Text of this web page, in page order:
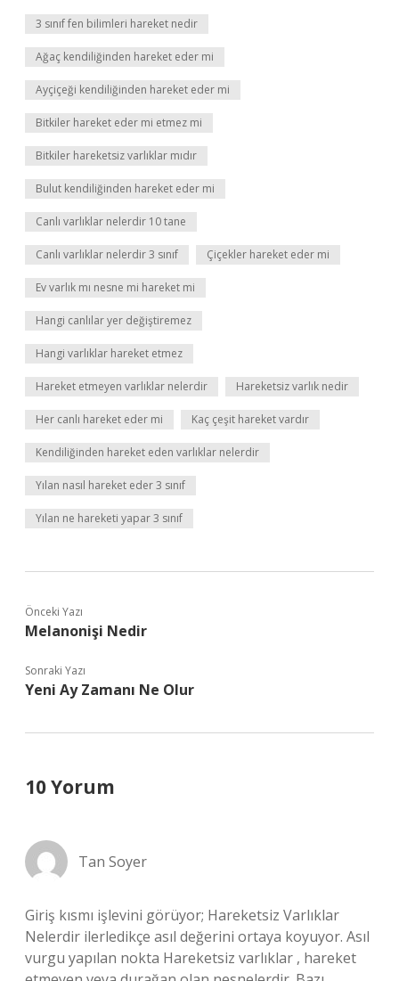
3 sınıf fen bilimleri hareket nedir
Ağaç kendiliğinden hareket eder mi
Ayçiçeği kendiliğinden hareket eder mi
Bitkiler hareket eder mi etmez mi
Bitkiler hareketsiz varlıklar mıdır
Bulut kendiliğinden hareket eder mi
Canlı varlıklar nelerdir 10 tane
Canlı varlıklar nelerdir 3 sınıf Çiçekler hareket eder mi
Ev varlık mı nesne mi hareket mi
Hangi canlılar yer değiştiremez
Hangi varlıklar hareket etmez
Hareket etmeyen varlıklar nelerdir Hareketsiz varlık nedir
Her canlı hareket eder mi Kaç çeşit hareket vardır
Kendiliğinden hareket eden varlıklar nelerdir
Yılan nasıl hareket eder 3 sınıf
Yılan ne hareketi yapar 3 sınıf
Önceki Yazı
Melanonişi Nedir
Sonraki Yazı
Yeni Ay Zamanı Ne Olur
10 Yorum
Tan Soyer
Giriş kısmı işlevini görüyor; Hareketsiz Varlıklar
Nelerdir ilerledikçe asıl değerini ortaya koyuyor. Asıl
vurgu yapılan nokta Hareketsiz varlıklar , hareket